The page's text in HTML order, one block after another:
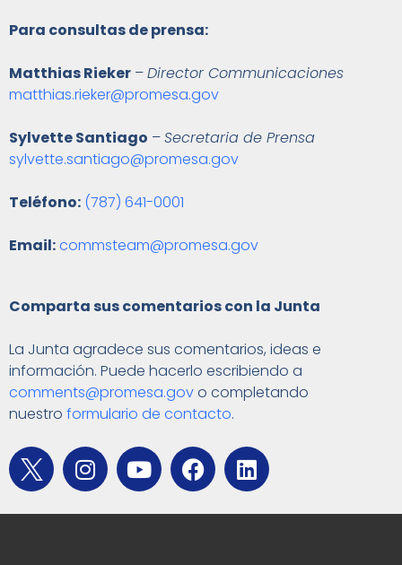
Para consultas de prensa:
Matthias Rieker –Director Communicaciones
matthias.rieker@promesa.gov
Sylvette Santiago –Secretaria de Prensa
sylvette.santiago@promesa.gov
Teléfono: (787) 641-0001
Email:commsteam@promesa.gov
Comparta sus comentarios con la Junta
La Junta agradece sus comentarios, ideas e
información. Puede hacerlo escribiendo a
comments@promesa.govo completando
nuestro formulario de contacto.